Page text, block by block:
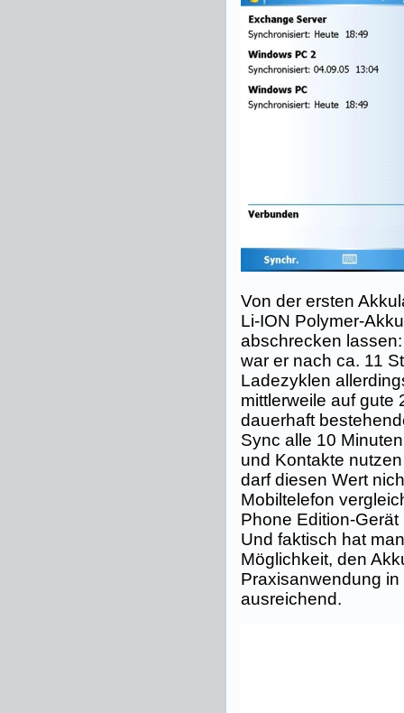
Von der ersten
Li-ION Polymer-
abschrecken
war er nach ca. 11
Ladezyklen
mittlerweile auf gute
dauerhaft
Sync alle 10
und Kontakte
darf diesen Wert
Mobiltelefon
Phone Edition-
Und faktisch hat
Möglichkeit, den
Praxisanwendung
ausreichend.